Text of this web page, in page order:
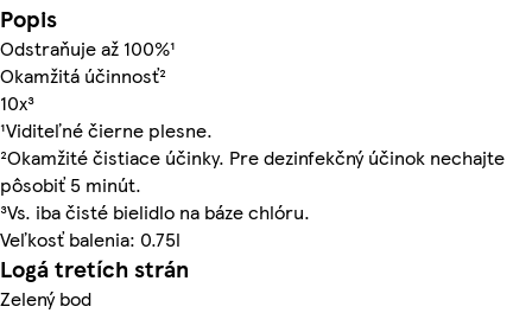
Popis
Odstraňuje až 100%¹
Okamžitá účinnosť²
10x³
¹Viditeľné čierne plesne.
²Okamžité čistiace účinky. Pre dezinfekčný účinok nechajte
pôsobiť 5 minút.
³Vs. iba čisté bielidlo na báze chlóru.
Veľkosť balenia: 0.75l
Logá tretích strán
Zelený bod